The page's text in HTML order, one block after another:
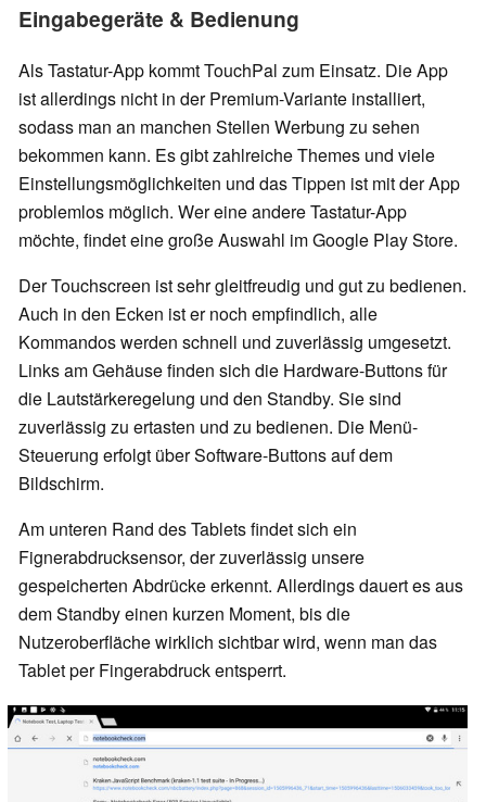
Eingabegeräte & Bedienung
Als Tastatur-App kommt TouchPal zum Einsatz. Die App
ist allerdings nicht in der Premium-Variante installiert,
sodass man an manchen Stellen Werbung zu sehen
bekommen kann. Es gibt zahlreiche Themes und viele
Einstellungsmöglichkeiten und das Tippen ist mit der App
problemlos möglich. Wer eine andere Tastatur-App
möchte, findet eine große Auswahl im Google Play Store.
Der Touchscreen ist sehr gleitfreudig und gut zu bedienen.
Auch in den Ecken ist er noch empfindlich, alle
Kommandos werden schnell und zuverlässig umgesetzt.
Links am Gehäuse finden sich die Hardware-Buttons für
die Lautstärkeregelung und den Standby. Sie sind
zuverlässig zu ertasten und zu bedienen. Die Menü-
Steuerung erfolgt über Software-Buttons auf dem
Bildschirm.
Am unteren Rand des Tablets findet sich ein
Fignerabdrucksensor, der zuverlässig unsere
gespeicherten Abdrücke erkennt. Allerdings dauert es aus
dem Standby einen kurzen Moment, bis die
Nutzeroberfläche wirklich sichtbar wird, wenn man das
Tablet per Fingerabdruck entsperrt.